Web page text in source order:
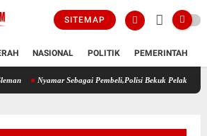
SITEMAP
NASIONAL POLITIK PEMERINTAH
Meninggal di Lahan Kosong Condongcatur Sleman